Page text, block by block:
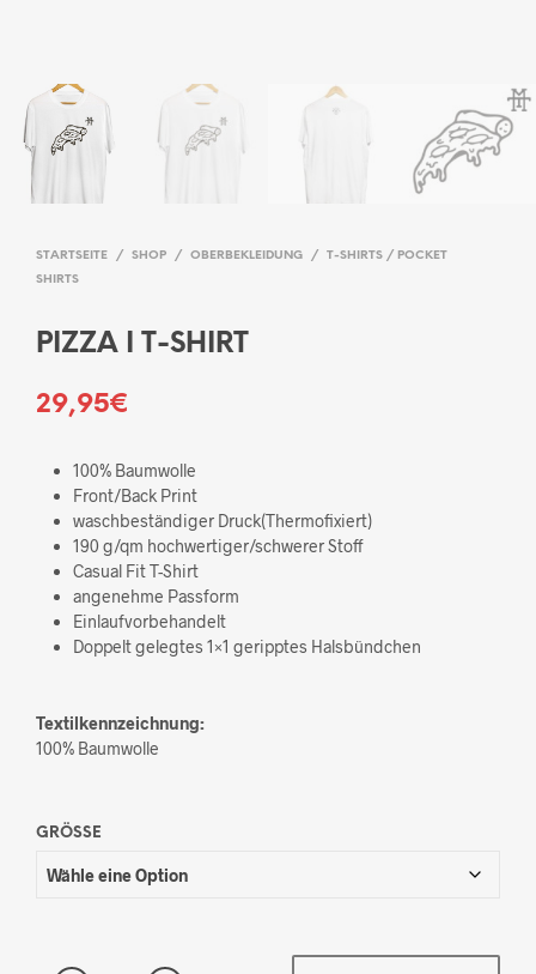
STARTSEITE / SHOP / OBERBEKLEIDUNG /
T-SHIRTS / POCKET
SHIRTS
PIZZA I T-SHIRT
29,95€
100% Baumwolle
Front/Back Print
waschbeständiger Druck(Thermofixiert)
190 g/qm hochwertiger/schwerer Stoff
Casual Fit T-Shirt
angenehme Passform
Einlaufvorbehandelt
Doppelt gelegtes 1×1 geripptes Halsbündchen
Textilkennzeichnung:
100% Baumwolle
GRÖSSE